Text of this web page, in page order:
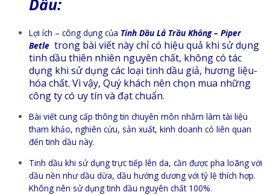
Dầu:
Lợi ích – công dụng của Tinh Dầu Lá Trầu Không – Piper
Betle trong bài viết này chỉ có hiệu quả khi sử dụng
tinh dầu thiên nhiên nguyên chất, không có tác
dụng khi sử dụng các loại tinh dầu giả, hương liệu-
hóa chất. Vì vậy, Quý khách nên chọn mua những
công ty có uy tín và đạt chuẩn.
Bài viết cung cấp thông tin chuyên môn nhằm làm tài liệu
tham khảo, nghiên cứu, sản xuất, kinh doanh có liên quan
đến tinh dầu này.
Tinh dầu khi sử dụng trực tiếp lên da, cần được pha loãng với
dầu nền như dầu dừa, dầu hướng dương với tỷ lệ thích hợp.
Không nên sử dụng tinh dầu nguyên chất 100%.